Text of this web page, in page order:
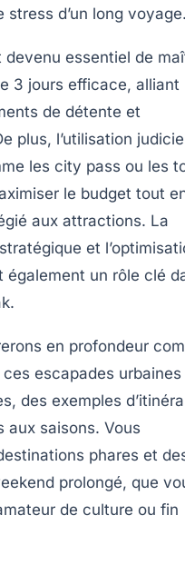
d’un long
essentiel de
3 jours efficace, alliant
de détente et
plus, l’utilisation
les city pass ou les
le budget tout
aux attractions. La
et
un rôle clé
en profondeur
escapades urbaines
des exemples
aux saisons. Vous
phares et
prolongé, que
de culture ou fin